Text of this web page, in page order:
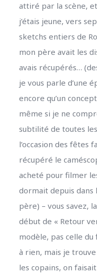
attiré par la scène,
j’étais jeune, vers
sketchs entiers de
mon père avait les
avais récupérés…
je vous parle d’une
encore qu’un
même si je ne
subtilité de toutes
l’occasion des fêtes
récupéré le
acheté pour filmer
dormait depuis dans
père) – vous savez,
début de « Retour
modèle, pas celle
à rien, mais je
les copains, on